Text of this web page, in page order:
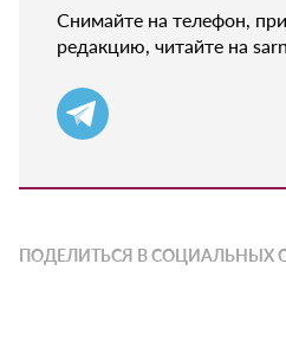
Снимайте на телефон,
редакцию, читайте на
ПОДЕЛИТЬСЯ В СОЦИАЛЬНЫХ